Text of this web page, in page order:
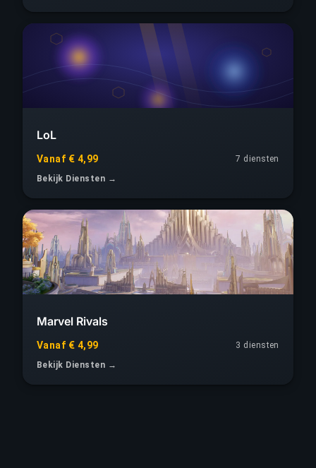
LoL
Vanaf € 4,99
7 diensten
Bekijk Diensten →
Marvel Rivals
Vanaf € 4,99
3 diensten
Bekijk Diensten →